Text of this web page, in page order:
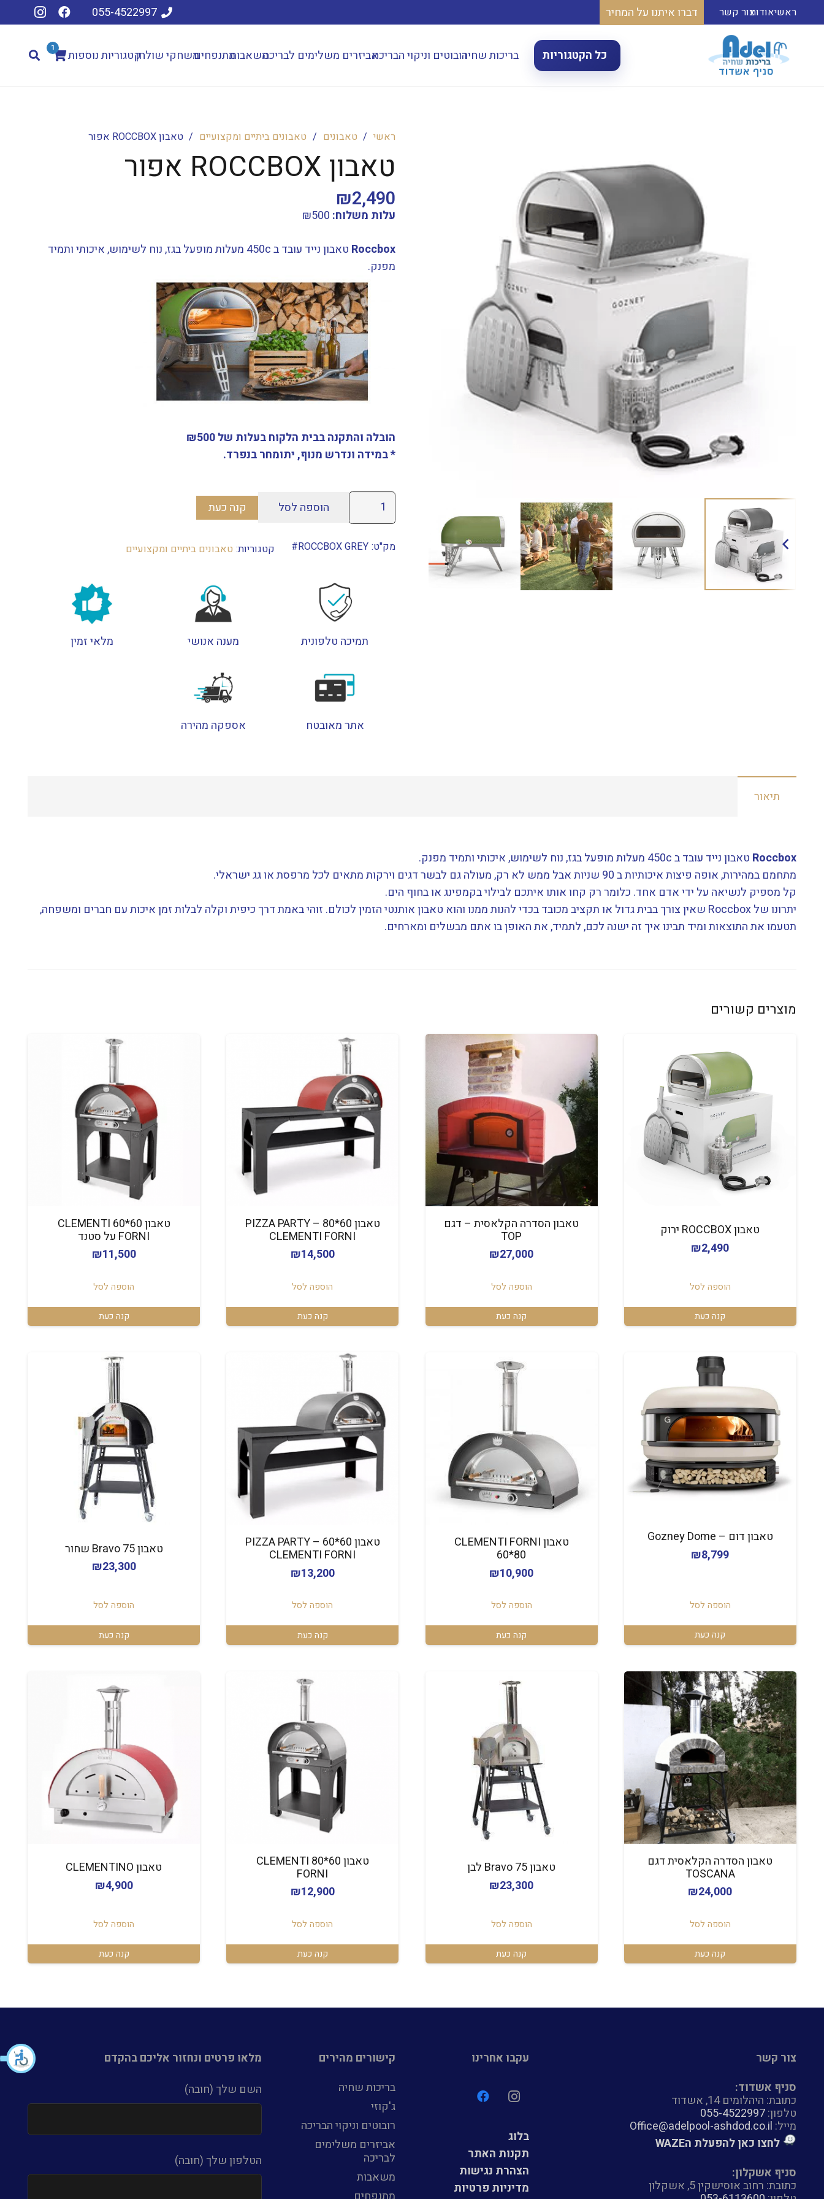
ראשיאודותצור קשר דברו איתנו על המחיר 055-4522997
כל הקטגוריות בריכות שחיהרובוטים וניקוי הבריכהאביזרים משלימים לבריכהמשאבותמתנפחיםמשחקי שולחןקטגוריות נוספות 1
ראשי / טאבונים / טאבונים ביתיים ומקצועיים / טאבון ROCCBOX אפור
טאבון ROCCBOX אפור
₪2,490
עלות משלוח: ₪500
Roccbox
טאבון נייד עובד ב 450c מעלות מופעל בגז, נוח לשימוש, איכותי ותמיד
מפנק.
הובלה והתקנה בבית הלקוח בעלות של ₪500
* במידה ונדרש מנוף, יתומחר בנפרד.
כמות
של
ROCCBOX
הוספה לסל קנה כעת
מק"ט: ROCCBOX GREY# קטגוריות: טאבונים ביתיים ומקצועיים
תמיכה טלפונית מענה אנושי מלאי זמין
אתר מאובטח אספקה מהירה
תיאור
Roccbox טאבון נייד עובד ב 450c מעלות מופעל בגז, נוח לשימוש, איכותי ותמיד מפנק.
מתחמם במהירות, אופה פיצות איכותיות ב 90 שניות אבל ממש לא רק, מעולה גם לבשר דגים וירקות מתאים לכל מרפסת או גג ישראלי.
קל מספיק לנשיאה על ידי אדם אחד. כלומר רק קחו אותו איתכם לבילוי בקמפינג או בחוף הים.
יתרונו של Roccbox שאין צורך בבית גדול או תקציב מכובד בכדי להנות ממנו והוא טאבון אותנטי הזמין לכולם. זוהי באמת דרך כיפית וקלה לבלות זמן איכות עם חברים ומשפחה,
תטעמו את התוצאות ומיד תבינו איך זה ישנה לכם, לתמיד, את האופן בו אתם מבשלים ומארחים.
מוצרים קשורים
טאבון ROCCBOX ירוק
₪2,490
הוספה לסל
קנה כעת
טאבון הסדרה הקלאסית – דגם
TOP
₪27,000
הוספה לסל
קנה כעת
טאבון 60*80 PIZZA PARTY –
CLEMENTI FORNI
₪14,500
הוספה לסל
קנה כעת
טאבון 60*60 CLEMENTI
FORNI על סטנד
₪11,500
הוספה לסל
קנה כעת
טאבון דום – Gozney Dome
₪8,799
הוספה לסל
קנה כעת
טאבון CLEMENTI FORNI
60*80
₪10,900
הוספה לסל
קנה כעת
טאבון 60*60 PIZZA PARTY –
CLEMENTI FORNI
₪13,200
הוספה לסל
קנה כעת
טאבון Bravo 75 שחור
₪23,300
הוספה לסל
קנה כעת
טאבון הסדרה הקלאסית דגם
TOSCANA
₪24,000
הוספה לסל
קנה כעת
טאבון Bravo 75 לבן
₪23,300
הוספה לסל
קנה כעת
טאבון 60*80 CLEMENTI
FORNI
₪12,900
הוספה לסל
קנה כעת
טאבון CLEMENTINO
₪4,900
הוספה לסל
קנה כעת
צור קשר
סניף אשדוד:
כתובת: היהלומים 14, אשדוד
טלפון:055-4522997
מייל: Office@adelpool-ashdod.co.il
לחצו כאן להפעלת הWAZE
סניף אשקלון:
כתובת: רחוב אוסישקין 5, אשקלון
עקבו אחרינו
בלוג
תקנות האתר
הצהרת נגישות
מדיניות פרטיות
קישורים מהירים
בריכות שחיה
ג'קוזי
רובוטים וניקוי הבריכה
אביזרים משלימים
לבריכה
משאבות
מלאו פרטים ונחזור אליכם בהקדם
השם שלך (חובה)
הטלפון שלך (חובה)